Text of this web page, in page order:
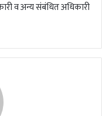
व अन्य संबंधित अधिकारी